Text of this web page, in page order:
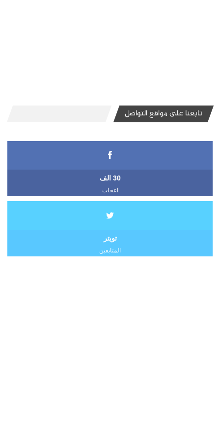
تابعنا على مواقع التواصل
30 الف
اعجاب
تويتر
المتابعين